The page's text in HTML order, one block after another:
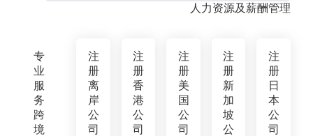
专
业
服
务
跨
境
人力资源及薪酬管理
注
册
离
岸
公
司
注
册
香
港
公
司
注
册
美
国
公
司
注
册
新
加
坡
公
注
册
日
本
公
司